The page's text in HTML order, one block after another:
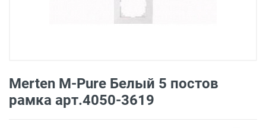
Merten M-Pure Белый 5 постов
рамка арт.4050-3619